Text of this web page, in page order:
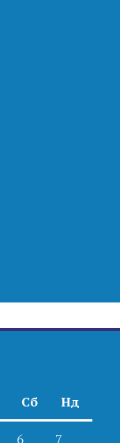
Сб Нд
6 7